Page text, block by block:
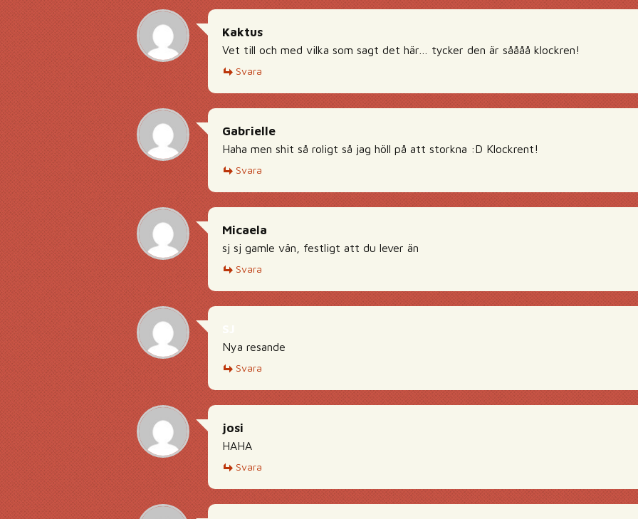
Kaktus
Vet till och med vilka som sagt det här… tycker den är såååå klockren!
Svara
Gabrielle
Haha men shit så roligt så jag höll på att storkna :D Klockrent!
Svara
Micaela
sj sj gamle vän, festligt att du lever än
Svara
Nya resande
Svara
josi
HAHA
Svara